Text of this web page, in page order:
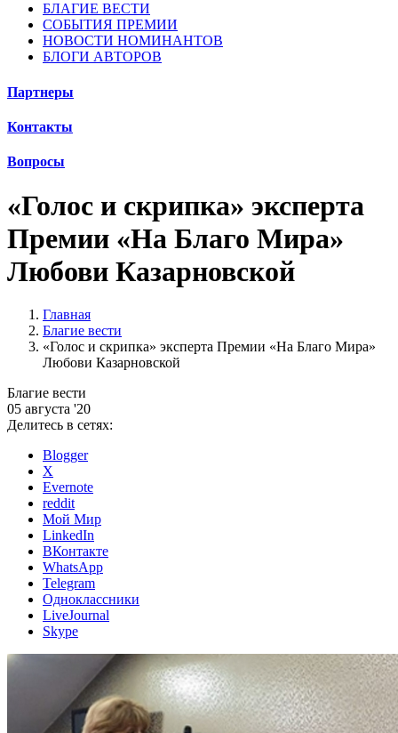
БЛАГИЕ ВЕСТИ
СОБЫТИЯ ПРЕМИИ
НОВОСТИ НОМИНАНТОВ
БЛОГИ АВТОРОВ
Партнеры
Контакты
Вопросы
«Голос и скрипка» эксперта
Премии «На Благо Мира»
Любови Казарновской
Главная
Благие вести
«Голос и скрипка» эксперта Премии «На Благо Мира»
Любови Казарновской
Благие вести
05 августа '20
Делитесь в сетях:
Blogger
X
Evernote
reddit
Мой Мир
LinkedIn
ВКонтакте
WhatsApp
Telegram
Одноклассники
LiveJournal
Skype